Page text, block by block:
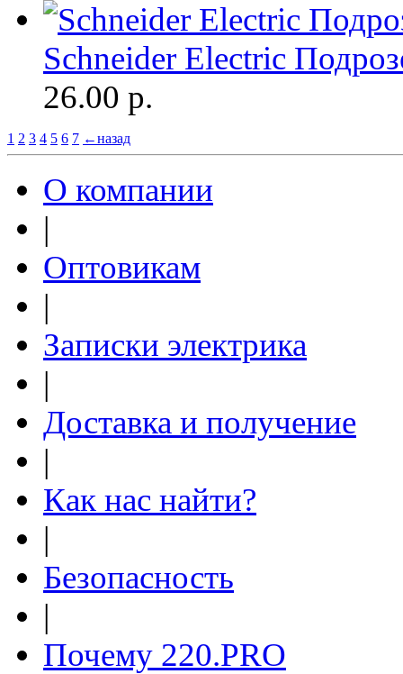
Schneider Electric
26.00 р.
1 2 3 4 5 6 7 ←назад
О компании
|
Оптовикам
|
Записки электрика
|
Доставка и получение
|
Как нас найти?
|
Безопасность
|
Почему 220.PRO